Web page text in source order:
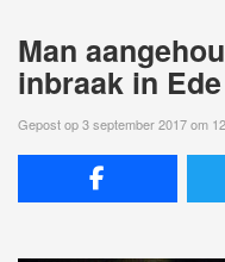
Man
inbraak in Ede
Gepost op 3 september 2017 om